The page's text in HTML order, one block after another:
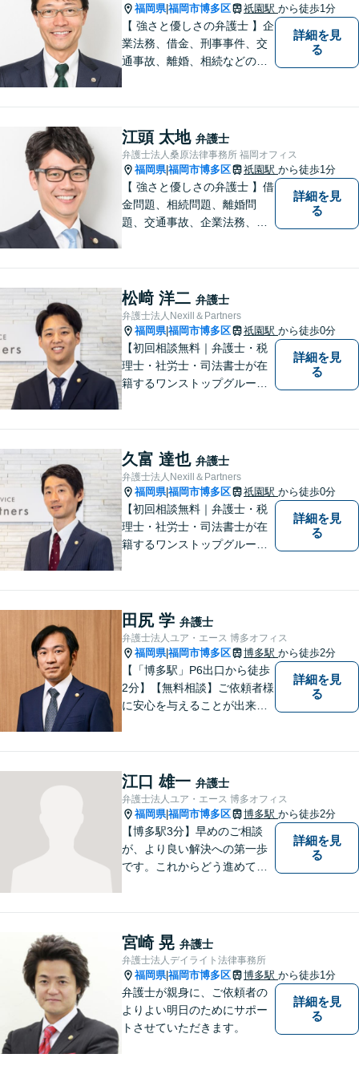
福岡県|福岡市博多区 祇園駅 から徒歩1分
【 強さと優しさの弁護士 】企
業法務、借金、刑事事件、交
通事故、離婚、相続などのご
なリーガルサービスを提供い
たします。
詳細を見
る
江頭 太地 弁護士
弁護士法人桑原法律事務所 福岡オフィス
福岡県|福岡市博多区 祇園駅 から徒歩1分
【 強さと優しさの弁護士 】借
金問題、相続問題、離婚問
題、交通事故、企業法務、刑
よる迅速で最適なリーガルサ
ービスを提供いたします。
詳細を見
る
松﨑 洋二 弁護士
弁護士法人Nexill＆Partners
福岡県|福岡市博多区 祇園駅 から徒歩0分
【初回相談無料｜弁護士・税
理士・社労士・司法書士が在
籍するワンストップグルー
等複数士業の知識が必要な案
件を一括して対応。九州トッ
プクラスの豊富な実績。
詳細を見
る
久富 達也 弁護士
弁護士法人Nexill＆Partners
福岡県|福岡市博多区 祇園駅 から徒歩0分
【初回相談無料｜弁護士・税
理士・社労士・司法書士が在
籍するワンストップグルー
等複数士業の知識が必要な案
件を一括して対応。九州トッ
プクラスの豊富な実績。
詳細を見
る
田尻 学 弁護士
弁護士法人ユア・エース 博多オフィス
福岡県|福岡市博多区 博多駅 から徒歩2分
【「博多駅」P6出口から徒歩
2分】【無料相談】ご依頼者様
に安心を与えることが出来る
いただくために、これからも
研鑽を積んでいきたいと考え
ております。
詳細を見
る
江口 雄一 弁護士
弁護士法人ユア・エース 博多オフィス
福岡県|福岡市博多区 博多駅 から徒歩2分
【博多駅3分】早めのご相談
が、より良い解決への第一歩
です。これからどう進めてい
せんので、遠慮なくご相談く
ださい。【分割払い利用可】
【電話・メール面談可】
詳細を見
る
宮崎 晃 弁護士
弁護士法人デイライト法律事務所
福岡県|福岡市博多区 博多駅 から徒歩1分
弁護士が親身に、ご依頼者の
よりよい明日のためにサポー
トさせていただきます。
詳細を見
る